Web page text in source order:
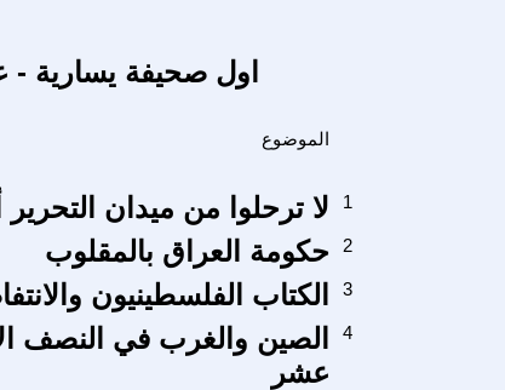
اول صحيفة يسارية -
الموضوع
لا ترحلوا من ميدان 1
حكومة العراق بالمقلوب 2
الكتاب الفلسطينيون 3
الصين والغرب في النصف
عشر
4